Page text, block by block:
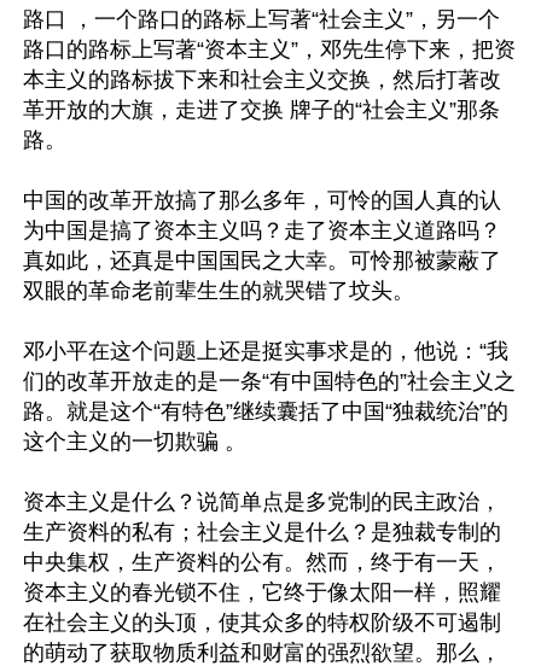
路口 ，一个路口的路标上写著“社会主义”，另一个
路口的路标上写著“资本主义”，邓先生停下来，把资
本主义的路标拔下来和社会主义交换，然后打著改
革开放的大旗，走进了交换 牌子的“社会主义”那条
路。
中国的改革开放搞了那么多年，可怜的国人真的认
为中国是搞了资本主义吗？走了资本主义道路吗？
真如此，还真是中国国民之大幸。可怜那被蒙蔽了
双眼的革命老前辈生生的就哭错了坟头。
邓小平在这个问题上还是挺实事求是的，他说：“我
们的改革开放走的是一条“有中国特色的”社会主义之
路。就是这个“有特色”继续囊括了中国“独裁统治”的
这个主义的一切欺骗 。
资本主义是什么？说简单点是多党制的民主政治，
生产资料的私有；社会主义是什么？是独裁专制的
中央集权，生产资料的公有。然而，终于有一天，
资本主义的春光锁不住，它终于像太阳一样，照耀
在社会主义的头顶，使其众多的特权阶级不可遏制
的萌动了获取物质利益和财富的强烈欲望。那么，